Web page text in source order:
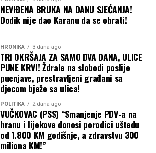
NEVIĐENA BRUKA NA DANU SJEĆANJA!
Dodik nije dao Karanu da se obrati!
HRONIKA 3 dana ago
TRI OKRŠAJA ZA SAMO DVA DANA, ULICE
PUNE KRVI! Ždrale na slobodi poslije
pucnjave, prestravljeni građani sa
djecom bježe sa ulica!
POLITIKA 2 dana ago
VUČKOVAC (PSS) “Smanjenje PDV-a na
hranu i lijekove donosi porodici uštedu
od 1.800 KM godišnje, a zdravstvu 300
miliona KM!”